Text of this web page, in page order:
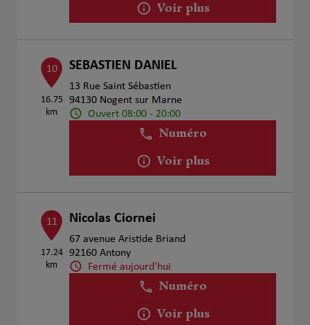
Voir plus
10
16.75
km
SEBASTIEN DANIEL
13 Rue Saint Sébastien
94130 Nogent sur Marne
Ouvert 08:00 - 20:00
Numéro
Voir plus
11
17.24
km
Nicolas Ciornei
67 avenue Aristide Briand
92160 Antony
Fermé aujourd'hui
Numéro
Voir plus